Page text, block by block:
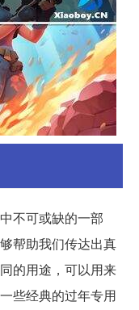
不可或缺的一部
帮助我们传达出真
的用途，可以用来
些经典的过年专用